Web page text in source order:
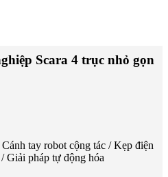
Scara 4 trục nhỏ gọn
tay robot cộng tác / Kẹp điện
Giải pháp tự động hóa